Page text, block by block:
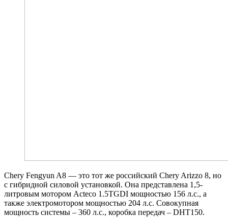
Chery Fengyun A8 — это тот же российский Chery Arizzo 8, но
с гибридной силовой установкой. Она представлена 1,5-
литровым мотором Acteco 1.5TGDI мощностью 156 л.с., а
также электромотором мощностью 204 л.с. Совокупная
мощность системы – 360 л.с., коробка передач – DHT150.